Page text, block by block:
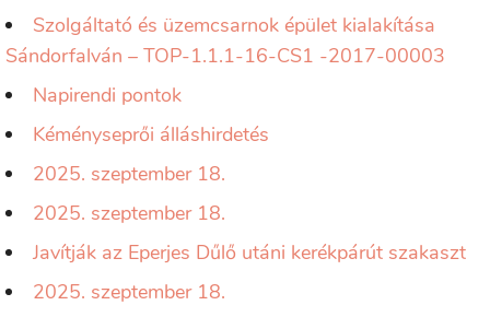
Szolgáltató és üzemcsarnok épület kialakítása
Sándorfalván – TOP-1.1.1-16-CS1 -2017-00003
Napirendi pontok
Kéményseprői álláshirdetés
2025. szeptember 18.
2025. szeptember 18.
Javítják az Eperjes Dűlő utáni kerékpárút szakaszt
2025. szeptember 18.